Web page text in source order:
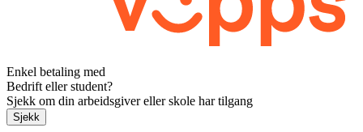
Enkel betaling med
Bedrift eller student?
Sjekk om din arbeidsgiver eller skole har tilgang
Sjekk